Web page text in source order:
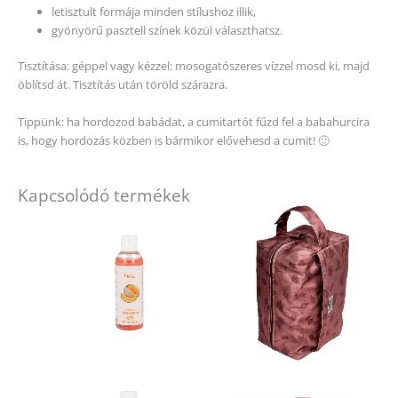
letisztult formája minden stílushoz illik,
gyönyörű pasztell színek közül választhatsz.
Tisztítása: géppel vagy kézzel: mosogatószeres vízzel mosd ki, majd
öblítsd át. Tisztítás után töröld szárazra.
Tippünk: ha hordozod babádat, a cumitartót fűzd fel a babahurcira
is, hogy hordozás közben is bármikor elővehesd a cumit! 🙂
Kapcsolódó termékek